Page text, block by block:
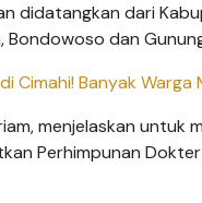
didatangkan dari
dan
Cimahi! Banyak
menjelaskan
Perhimpunan